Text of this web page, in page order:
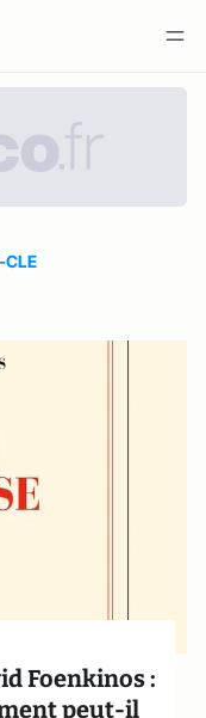
CLE
Foenkinos :
peut-il